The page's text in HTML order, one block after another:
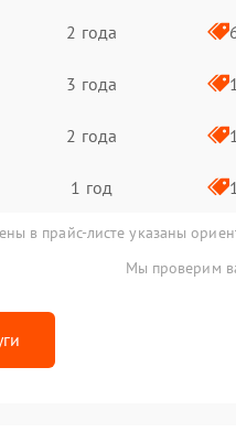
2 года
3 года
2 года
1 год
в прайс-листе указаны
Мы проверим